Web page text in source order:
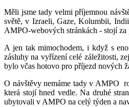
Měli jsme tady velmi příjemnou
světě, v Izraeli, Gaze, Kolumbii,
AMPO-webových stránkách - stojí
A jen tak mimochodem, i když s
zásluhy na vyřízení celé záležitosti,
bylo včas hotovo pro příjezd nových
O návštěvy nemáme tady v AMPO
která stojí hned vedle. Na druhé
ubytovali v AMPO na celý týden a